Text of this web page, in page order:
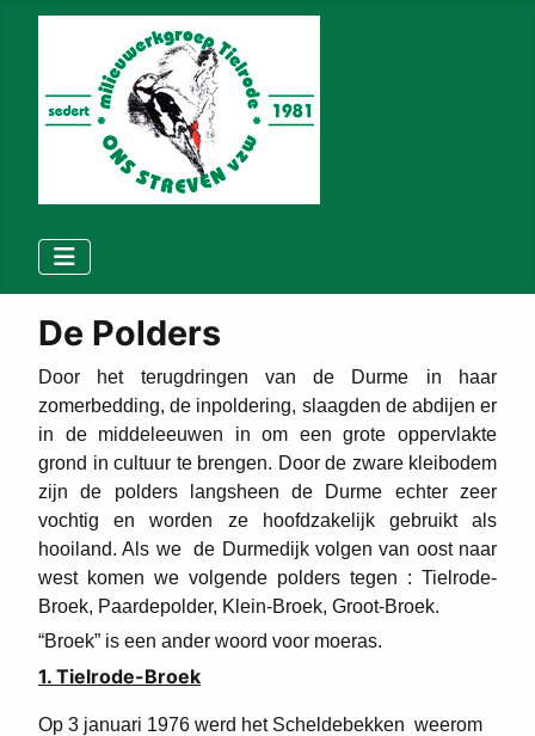
De Polders
Door het terugdringen van de Durme in haar
zomerbedding, de inpoldering, slaagden de abdijen er
in de middeleeuwen in om een grote oppervlakte
grond in cultuur te brengen. Door de zware kleibodem
zijn de polders langsheen de Durme echter zeer
vochtig en worden ze hoofdzakelijk gebruikt als
hooiland. Als we de Durmedijk volgen van oost naar
west komen we volgende polders tegen : Tielrode-
Broek, Paardepolder, Klein-Broek, Groot-Broek.
“Broek” is een ander woord voor moeras.
1. Tielrode-Broek
Op 3 januari 1976 werd het Scheldebekken weerom